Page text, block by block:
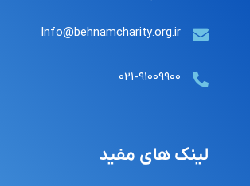
Info@behnamcharity.org.ir
۰۲۱-۹۱۰۰۹۹۰۰
لینک های مفید